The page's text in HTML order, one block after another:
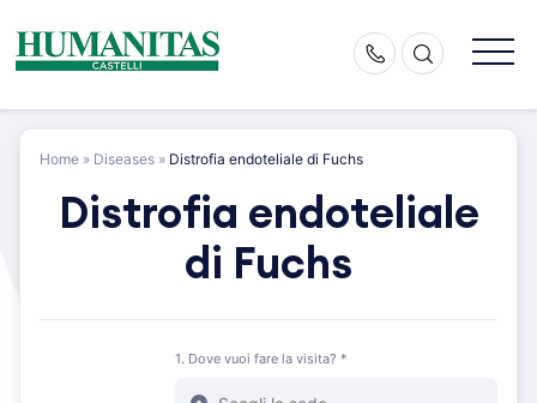
content
Home » Diseases » Distrofia endoteliale di Fuchs
Distrofia endoteliale
di Fuchs
1. Dove vuoi fare la visita? *